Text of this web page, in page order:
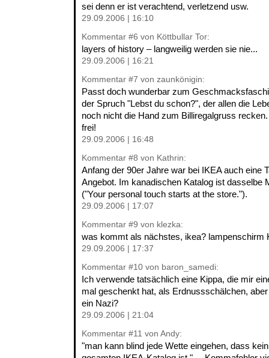
sei denn er ist verachtend, verletzend usw.
29.09.2006 | 16:10
Kommentar #6 von Köttbullar Tor:
layers of history – langweilig werden sie nie...
29.09.2006 | 16:21
Kommentar #7 von zaunkönigin:
Passt doch wunderbar zum
der Spruch "Lebst du schon?", der allen die
noch nicht die Hand zum Billiregalgruss
frei!
29.09.2006 | 16:48
Kommentar #8 von Kathrin:
Anfang der 90er Jahre war bei IKEA auch eine
Angebot. Im kanadischen Katalog ist dasselbe
("Your personal touch starts at the store.").
29.09.2006 | 17:07
Kommentar #9 von klezka:
was kommt als nächstes, ikea? lampenschirm
29.09.2006 | 17:37
Kommentar #10 von baron_samedi:
Ich verwende tatsächlich eine Kippa, die mir
mal geschenkt hat, als Erdnussschälchen,
ein Nazi?
29.09.2006 | 21:04
Kommentar #11 von Andy:
"man kann blind jede Wette eingehen, dass